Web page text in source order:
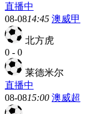
直播中
08-0814:45 澳威甲
北方虎
0 - 0
莱德米尔
直播中
08-0815:00 澳威超